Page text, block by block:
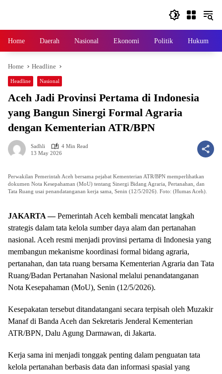
Home Daerah Nasional Ekonomi Politik Hukum
Home Headline
Headline Nasional
Aceh Jadi Provinsi Pertama di Indonesia
yang Bangun Sinergi Formal Agraria
dengan Kementerian ATR/BPN
Sadhli
4 Min Read
13 May 2026
Perwakilan Pemerintah Aceh bersama pejabat Kementerian ATR/BPN memperlihatkan
dokumen Nota Kesepahaman (MoU) tentang Sinergi Bidang Agraria, Pertanahan, dan
Tata Ruang usai penandatanganan kerja sama, Senin (12/5/2026). Foto: (Humas Aceh).
JAKARTA —Pemerintah Aceh kembali mencatat langkah
strategis dalam tata kelola sumber daya alam dan pertanahan
nasional. Aceh resmi menjadi provinsi pertama di Indonesia yang
membangun mekanisme koordinasi formal bidang agraria,
pertanahan, dan tata ruang bersama Kementerian Agraria dan Tata
Ruang/Badan Pertanahan Nasional melalui penandatanganan
Nota Kesepahaman (MoU), Senin (12/5/2026).
Kesepakatan tersebut ditandatangani secara terpisah oleh Muzakir
Manaf di Banda Aceh dan Sekretaris Jenderal Kementerian
ATR/BPN, Dalu Agung Darmawan, di Jakarta.
Kerja sama ini menjadi tonggak penting dalam penguatan tata
kelola pertanahan berbasis data dan informasi spasial yang